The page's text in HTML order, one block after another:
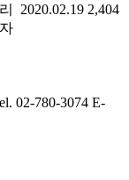
리
자
2020.02.19 2,404
02-780-3074 E-